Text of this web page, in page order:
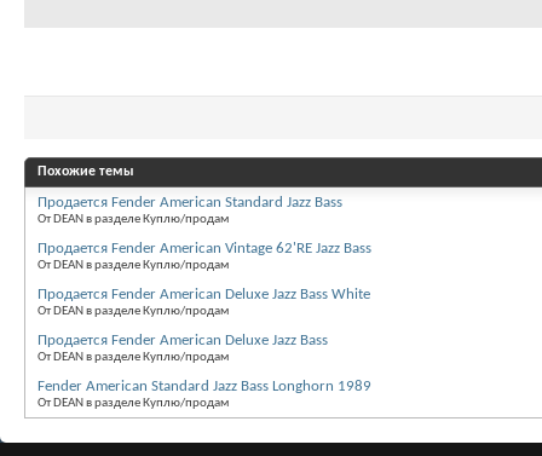
Похожие темы
Продается Fender American Standard Jazz Bass
От DEAN в разделе Куплю/продам
Продается Fender American Vintage 62'RE Jazz Bass
От DEAN в разделе Куплю/продам
Продается Fender American Deluxe Jazz Bass White
От DEAN в разделе Куплю/продам
Продается Fender American Deluxe Jazz Bass
От DEAN в разделе Куплю/продам
Fender American Standard Jazz Bass Longhorn 1989
От DEAN в разделе Куплю/продам